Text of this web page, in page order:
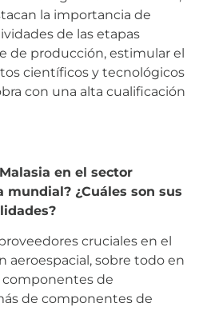
la importancia de
de las etapas
de producción, estimular el
científicos y tecnológicos
con una alta cualificación
en el sector
mundial? ¿Cuáles son sus
cruciales en el
aeroespacial, sobre todo en
componentes de
de componentes de